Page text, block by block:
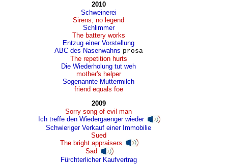
2010
Schweinerei
Sirens, no legend
Schlimmer
The battery works
Entzug einer Vorstellung
ABC des Nasenwahns prosa
The repetition hurts
Die Wiederholung tut weh
mother's helper
Sogenannte Muttermilch
friend equals foe
2009
Sorry song of evil man
Ich treffe den Wiedergaenger wieder
Schwieriger Verkauf einer Immobilie
Sued
The bright appraisers
Sad
Fürchterlicher Kaufvertrag